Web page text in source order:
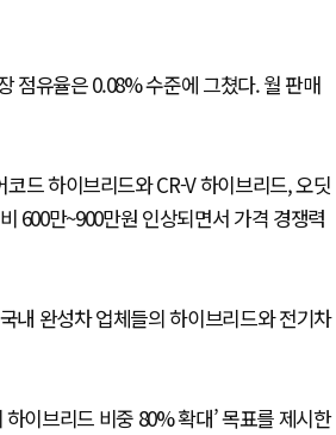
점유율은 0.08% 수준에 그쳤다. 월 판매
드 하이브리드와 CR-V 하이브리드, 오딧
600만~900만원 인상되면서 가격 경쟁력
내 완성차 업체들의 하이브리드와 전기차
이브리드 비중 80% 확대’ 목표를 제시한